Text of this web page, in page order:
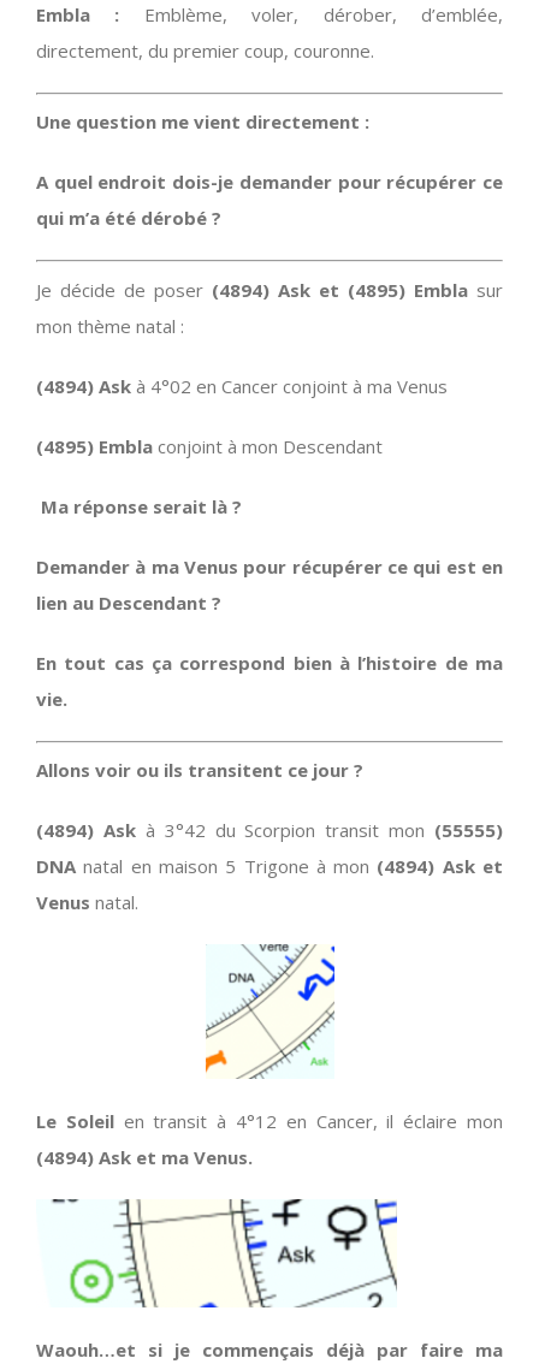
Embla : Emblème, voler, dérober, d’emblée,
directement, du premier coup, couronne.
Une question me vient directement :
A quel endroit dois-je demander pour récupérer ce
qui m’a été dérobé ?
Je décide de poser (4894) Ask et (4895) Embla sur
mon thème natal :
(4894) Ask à 4°02 en Cancer conjoint à ma Venus
(4895) Embla conjoint à mon Descendant
Ma réponse serait là ?
Demander à ma Venus pour récupérer ce qui est en
lien au Descendant ?
En tout cas ça correspond bien à l’histoire de ma
vie.
Allons voir ou ils transitent ce jour ?
(4894) Ask à 3°42 du Scorpion transit mon (55555)
DNA natal en maison 5 Trigone à mon (4894) Ask et
Venus natal.
Le Soleil en transit à 4°12 en Cancer, il éclaire mon
(4894) Ask et ma Venus.
Waouh…et si je commençais déjà par faire ma